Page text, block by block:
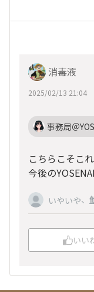
消毒液
2025/02/13 21:04
事務局＠
こちらこそこ
今後の
いやいや、
いい